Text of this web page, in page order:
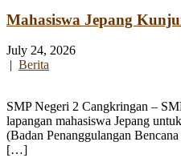
Mahasiswa Jepang
July 24, 2026
| Berita
SMP Negeri 2 Cangkringan –
lapangan mahasiswa Jepang
(Badan Penanggulangan
[…]